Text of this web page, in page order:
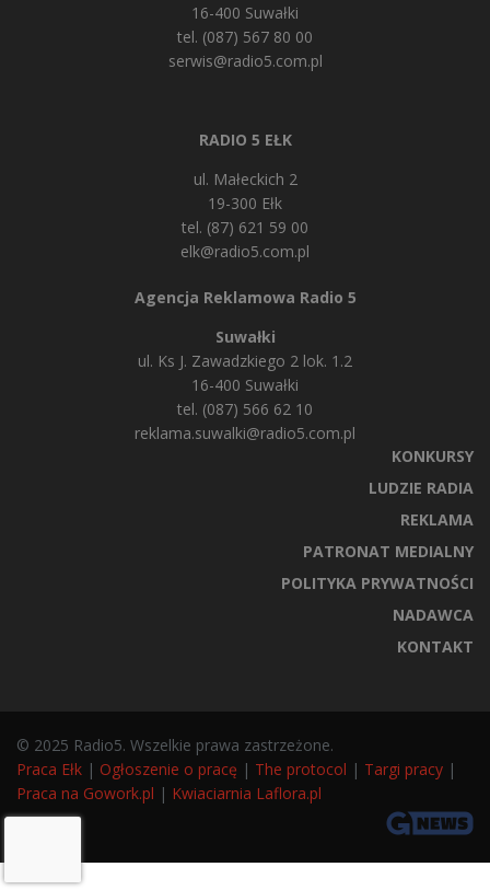
16-400 Suwałki
tel. (087) 567 80 00
serwis@radio5.com.pl
RADIO 5 EŁK
ul. Małeckich 2
19-300 Ełk
tel. (87) 621 59 00
elk@radio5.com.pl
Agencja Reklamowa Radio 5
Suwałki
ul. Ks J. Zawadzkiego 2 lok. 1.2
16-400 Suwałki
tel. (087) 566 62 10
reklama.suwalki@radio5.com.pl
KONKURSY
LUDZIE RADIA
REKLAMA
PATRONAT MEDIALNY
POLITYKA PRYWATNOŚCI
NADAWCA
KONTAKT
© 2025 Radio5. Wszelkie prawa zastrzeżone.
Praca Ełk | Ogłoszenie o pracę | The protocol | Targi pracy |
Praca na Gowork.pl | Kwiaciarnia Laflora.pl